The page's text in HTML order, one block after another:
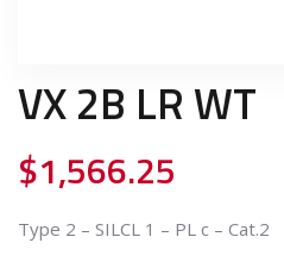
VX 2B LR WT
$1,566.25
Type 2 – SILCL 1 – PL c – Cat.2